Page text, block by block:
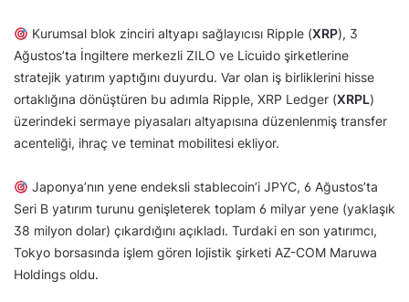
Kurumsal blok zinciri altyapı sağlayıcısı Ripple (XRP), 3
Ağustos’ta İngiltere merkezli ZILO ve Licuido şirketlerine
stratejik yatırım yaptığını duyurdu. Var olan iş birliklerini hisse
ortaklığına dönüştüren bu adımla Ripple, XRP Ledger (XRPL)
üzerindeki sermaye piyasaları altyapısına düzenlenmiş transfer
acenteliği, ihraç ve teminat mobilitesi ekliyor.
Japonya’nın yene endeksli stablecoin’i JPYC, 6 Ağustos’ta
Seri B yatırım turunu genişleterek toplam 6 milyar yene (yaklaşık
38 milyon dolar) çıkardığını açıkladı. Turdaki en son yatırımcı,
Tokyo borsasında işlem gören lojistik şirketi AZ-COM Maruwa
Holdings oldu.